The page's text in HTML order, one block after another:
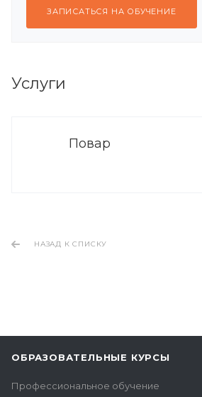
ЗАПИСАТЬСЯ НА ОБУЧЕНИЕ
Услуги
Повар
НАЗАД К СПИСКУ
ОБРАЗОВАТЕЛЬНЫЕ КУРСЫ
Профессиональное обучение